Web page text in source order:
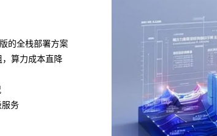
的全栈部署方案
算力成本直降
服务